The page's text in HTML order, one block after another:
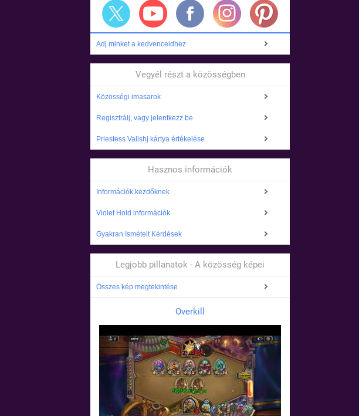
Adj minket a kedvenceidhez
Vegyél részt a közösségben
Közösségi imasarok
Regisztrálj, vagy jelentkezz be
Priestess Valishj kártya értékelése
Hasznos információk
Információk kezdőknek
Violet Hold információk
Gyakran Ismételt Kérdések
Legjobb pillanatok - A közösség képei
Összes kép megtekintése
Overkill